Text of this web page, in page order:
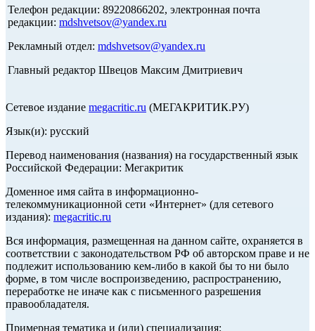
Телефон редакции: 89220866202, электронная почта
редакции: mdshvetsov@yandex.ru
Рекламный отдел: mdshvetsov@yandex.ru
Главный редактор Швецов Максим Дмитриевич
Сетевое издание megacritic.ru (МЕГАКРИТИК.РУ)
Язык(и): русский
Перевод наименования (названия) на государственный язык
Российской Федерации: Мегакритик
Доменное имя сайта в информационно-
телекоммуникационной сети «Интернет» (для сетевого
издания): megacritic.ru
Вся информация, размещенная на данном сайте, охраняется в
соответствии с законодательством РФ об авторском праве и не
подлежит использованию кем-либо в какой бы то ни было
форме, в том числе воспроизведению, распространению,
переработке не иначе как с письменного разрешения
правообладателя.
Примерная тематика и (или) специализация: